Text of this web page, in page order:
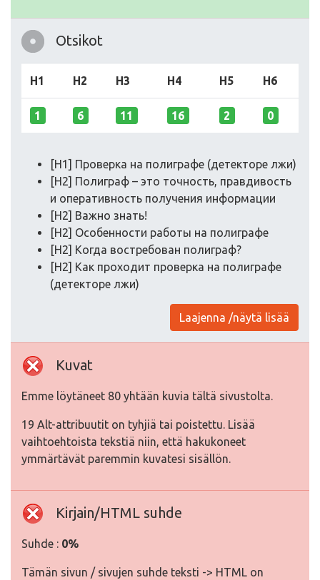
Otsikot
H1 H2 H3 H4 H5 H6
1 6 11 16 2 0
[H1] Проверка на полиграфе (детекторе лжи)
[H2] Полиграф – это точность, правдивость
и оперативность получения информации
[H2] Важно знать!
[H2] Особенности работы на полиграфе
[H2] Когда востребован полиграф?
[H2] Как проходит проверка на полиграфе
(детекторе лжи)
Laajenna /näytä lisää
Kuvat
Emme löytäneet 80 yhtään kuvia tältä sivustolta.
19 Alt-attribuutit on tyhjiä tai poistettu. Lisää
vaihtoehtoista tekstiä niin, että hakukoneet
ymmärtävät paremmin kuvatesi sisällön.
Kirjain/HTML suhde
Suhde : 0%
Tämän sivun / sivujen suhde teksti -> HTML on